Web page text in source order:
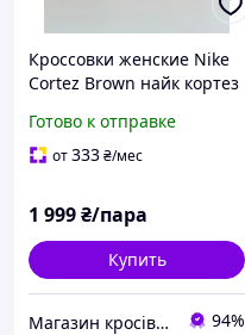
Кроссовки женские Nike
Cortez Brown найк кортез
Готово к отправке
от333₴/мес
1 999₴/пара
Купить
Магазин кросівок ДВІЖ in UA 94%